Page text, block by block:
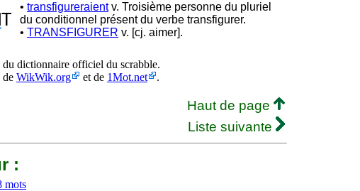
T
• transfigureraientv. Troisième personne du pluriel
du conditionnel présent du verbe transfigurer.
• TRANSFIGURER v. [cj. aimer].
dictionnaire officiel du scrabble.
de WikWik.org et de 1Mot.net .
Haut de page
Liste suivante
:
mots